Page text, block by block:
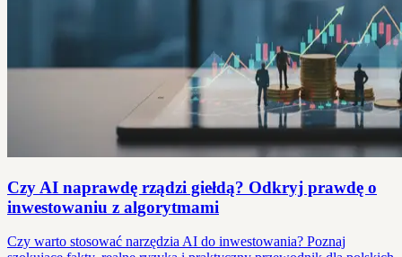
Czy AI naprawdę rządzi giełdą? Odkryj prawdę o
inwestowaniu z algorytmami
Czy warto stosować narzędzia AI do inwestowania? Poznaj